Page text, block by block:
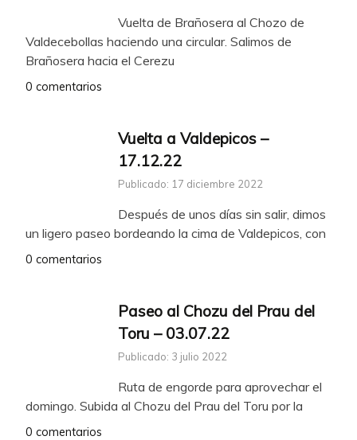
Vuelta de Brañosera al Chozo de
Valdecebollas haciendo una circular. Salimos de
Brañosera hacia el Cerezu
0 comentarios
Vuelta a Valdepicos –
17.12.22
Publicado: 17 diciembre 2022
Después de unos días sin salir, dimos
un ligero paseo bordeando la cima de Valdepicos, con
0 comentarios
Paseo al Chozu del Prau del
Toru – 03.07.22
Publicado: 3 julio 2022
Ruta de engorde para aprovechar el
domingo. Subida al Chozu del Prau del Toru por la
0 comentarios